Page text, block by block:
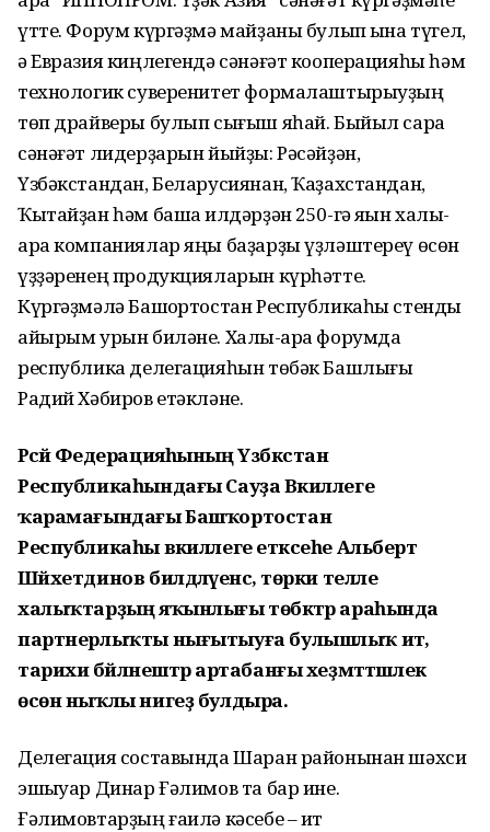
үтте. Форум күргәҙмә майҙаны булып ҡына түгел,
ә Евразия киңлегендә сәнәғәт кооперацияһы һәм
технологик суверенитет формалаштырыуҙың
төп драйверы булып сығыш яһай. Быйыл сара
сәнәғәт лидерҙарын йыйҙы: Рәсәйҙән,
Үзбәкстандан, Беларусиянан, Ҡаҙахстандан,
Ҡытайҙан һәм башҡа илдәрҙән 250-гә яҡын халыҡ-
ара компаниялар яңы баҙарҙы үҙләштереү өсөн
үҙҙәренең продукцияларын күрһәтте.
Күргәҙмәлә Башҡортостан Республикаһы стенды
айырым урын биләне. Халыҡ-ара форумда
республика делегацияһын төбәк Башлығы
Радий Хәбиров етәкләне.
Рәсәй Федерацияһының Үзбәкстан
Республикаһындағы Сауҙа Вәкиллеге
ҡарамағындағы Башҡортостан
Республикаһы вәкиллеге етәксеһе Альберт
Шәйхетдинов билдәләүенсә, төрки телле
халыҡтарҙың яҡынлығы төбәктәр араһында
партнерлыҡты нығытыуға булышлыҡ итә, ә
тарихи бәйләнештәр артабанғы хеҙмәттәшлек
өсөн ныҡлы нигеҙ булдыра.
Делегация составында Шаран районынан шәхси
эшҡыуар Динар Ғәлимов та бар ине.
Ғәлимовтарҙың ғаилә кәсебе – ит